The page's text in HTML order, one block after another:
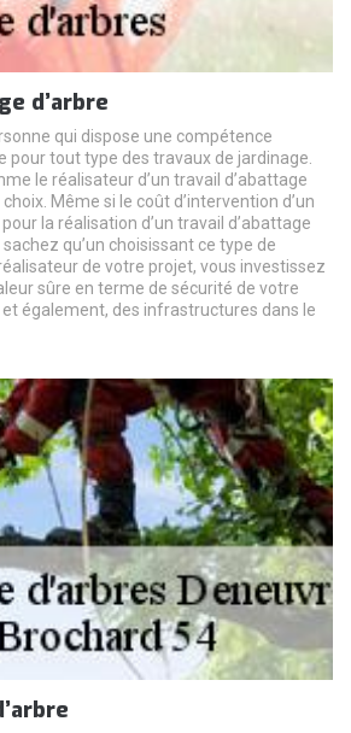
d’arbre
qui dispose une compétence
pour tout type des travaux de jardinage.
le réalisateur d’un travail d’abattage
Même si le coût d’intervention d’un
la réalisation d’un travail d’abattage
qu’un choisissant ce type de
de votre projet, vous investissez
sûre en terme de sécurité de votre
également, des infrastructures dans le